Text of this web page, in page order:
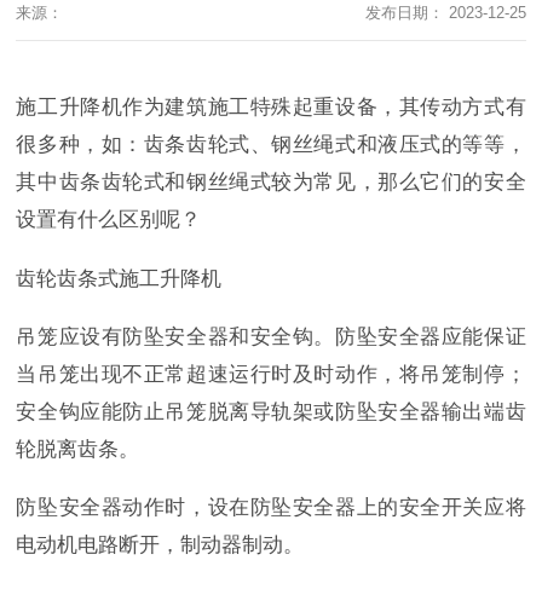
来源： 发布日期： 2023-12-25
施工升降机作为建筑施工特殊起重设备，其传动方式有
很多种，如：齿条齿轮式、钢丝绳式和液压式的等等，
其中齿条齿轮式和钢丝绳式较为常见，那么它们的安全
设置有什么区别呢？
齿轮齿条式施工升降机
吊笼应设有防坠安全器和安全钩。防坠安全器应能保证
当吊笼出现不正常超速运行时及时动作，将吊笼制停；
安全钩应能防止吊笼脱离导轨架或防坠安全器输出端齿
轮脱离齿条。
防坠安全器动作时，设在防坠安全器上的安全开关应将
电动机电路断开，制动器制动。